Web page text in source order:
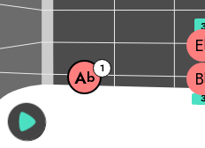
Ab 1 B
E
3